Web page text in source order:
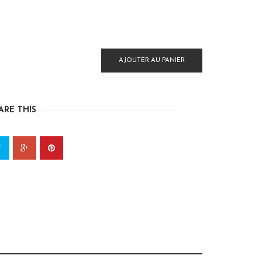
AJOUTER AU PANIER
THIS